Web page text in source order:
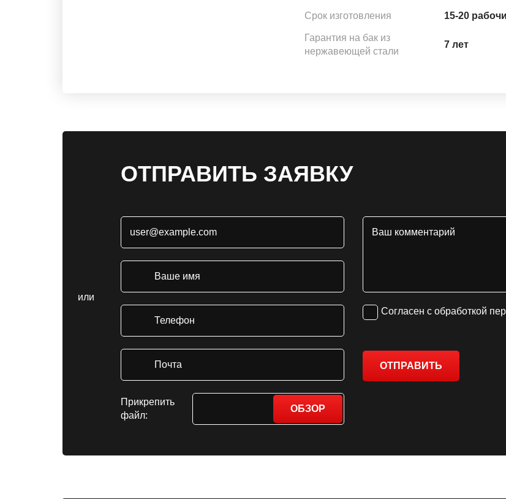
Срок изготовления 15-20
Гарантия на бак из
нержавеющей стали
7 лет
ОТПРАВИТЬ ЗАЯВКУ
или
Прикрепить
файл:
ОБЗОР
Согласен с обработкой
ОТПРАВИТЬ